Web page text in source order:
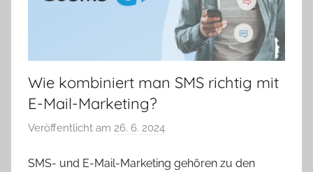
Wie kombiniert man SMS richtig mit
E-Mail-Marketing?
Veröffentlicht am 26. 6. 2024
n
SMS- und E-Mail-Marketing gehören zu den